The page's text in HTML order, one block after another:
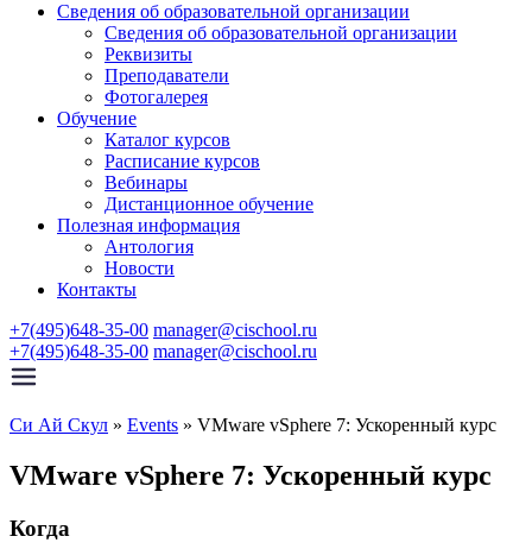
Сведения об образовательной организации
Сведения об образовательной организации
Реквизиты
Преподаватели
Фотогалерея
Обучение
Каталог курсов
Расписание курсов
Вебинары
Дистанционное обучение
Полезная информация
Антология
Новости
Контакты
+7(495)648-35-00 manager@cischool.ru
+7(495)648-35-00 manager@cischool.ru
Си Ай Скул » Events » VMware vSphere 7: Ускоренный курс
VMware vSphere 7: Ускоренный курс
Когда